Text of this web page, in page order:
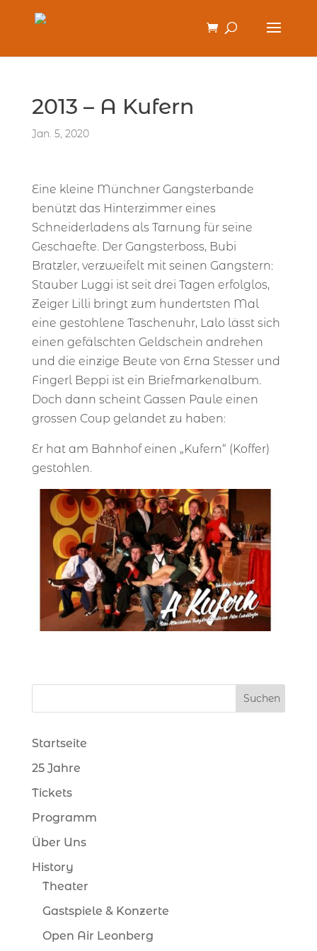
2013 – A Kufern
Jan. 5, 2020
Eine kleine Münchner Gangsterbande
benützt das Hinterzimmer eines
Schneiderladens als Tarnung für seine
Geschaefte. Der Gangsterboss, Bubi
Bratzler, verzweifelt mit seinen Gangstern:
Stauber Luggi ist seit drei Tagen erfolglos,
Zeiger Lilli bringt zum hundertsten Mal
eine gestohlene Taschenuhr, Lalo lässt sich
einen gefälschten Geldschein andrehen
und die einzige Beute von Erna Stesser und
Fingerl Beppi ist ein Briefmarkenalbum.
Doch dann scheint Gassen Paule einen
grossen Coup gelandet zu haben:
Er hat am Bahnhof einen „Kufern“ (Koffer)
gestohlen.
Startseite
25 Jahre
Tickets
Programm
Über Uns
History
Theater
Gastspiele & Konzerte
Open Air Leonberg